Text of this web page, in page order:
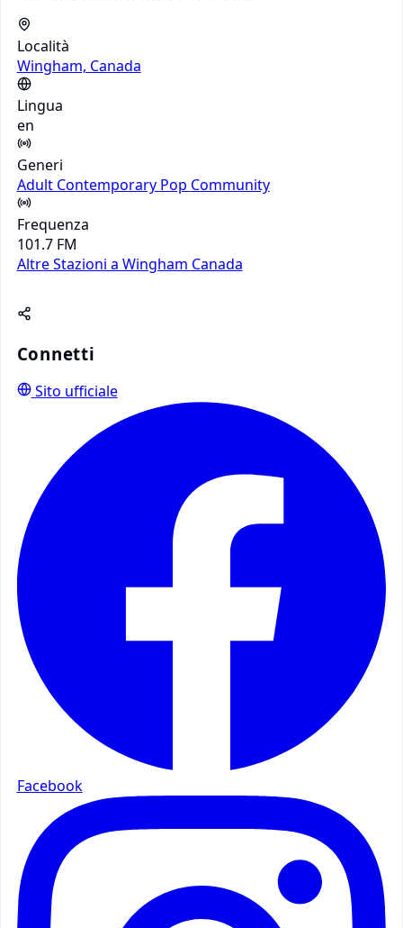
Località
Wingham, Canada
Lingua
en
Generi
Adult Contemporary Pop Community
Frequenza
101.7 FM
Altre Stazioni a Wingham Canada
Connetti
Sito ufficiale
Facebook